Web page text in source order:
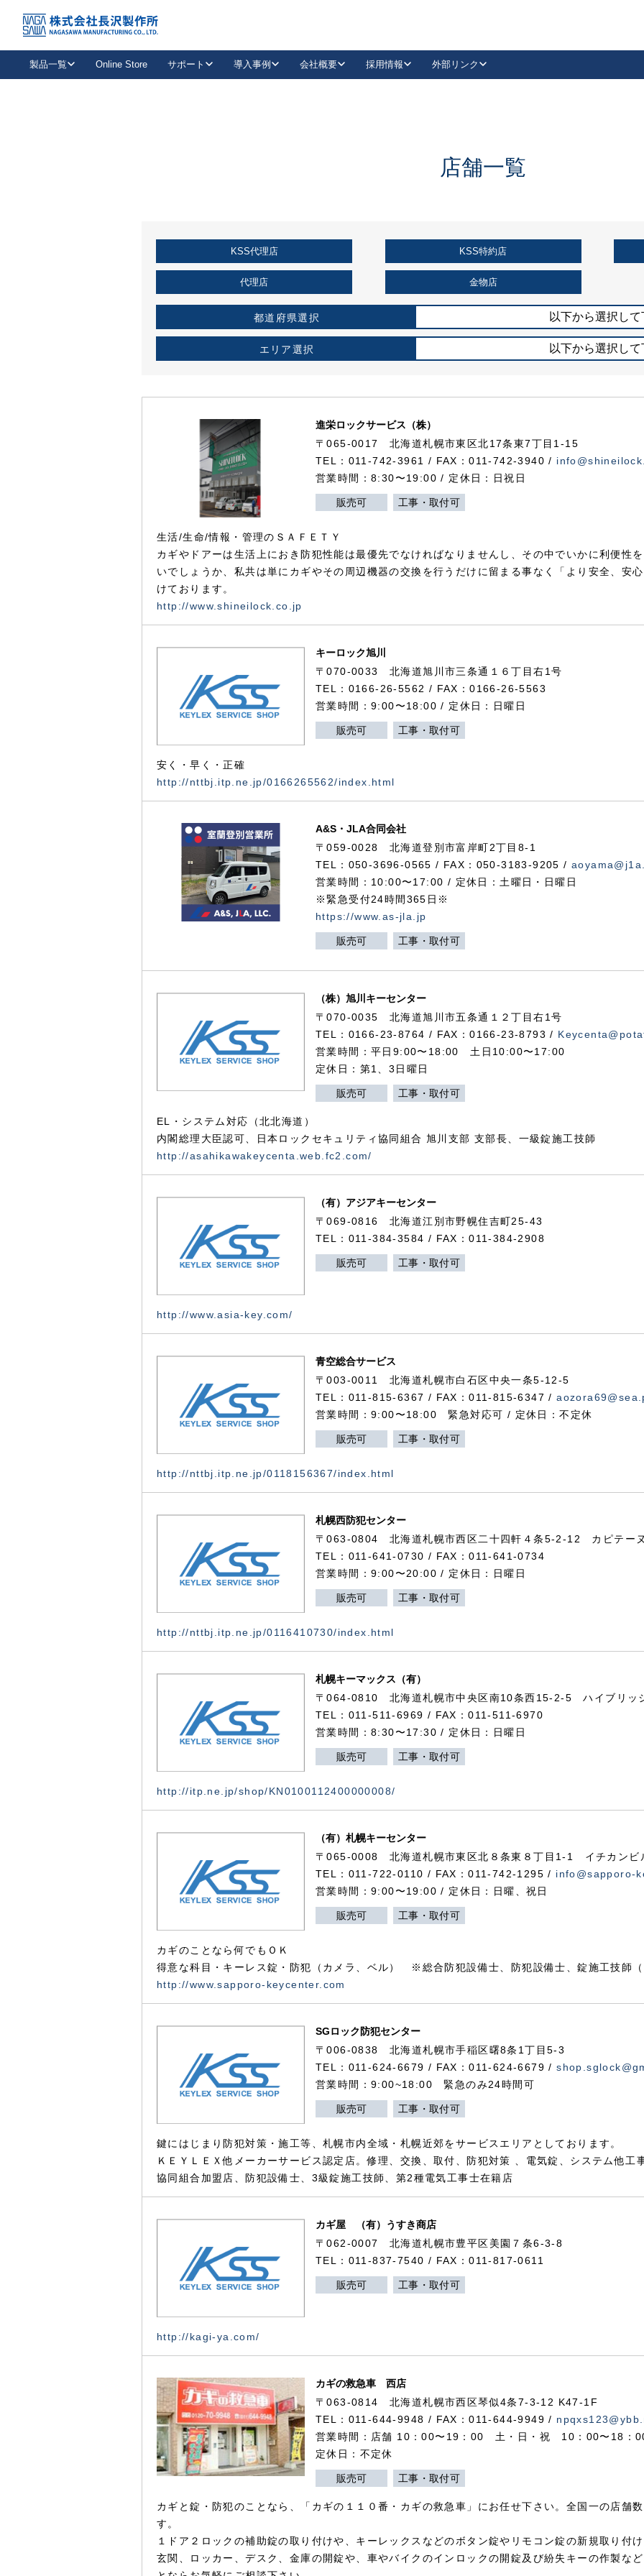
製品一覧
抗ウイルス・抗菌製品
キーレックスを品番からお探しいただけます。
Online Store サポート
取扱店情報
お役立ち情報
導入事例
企業様採用事例
会社概要 採用情報 外部リンク
LinkedIn
KSS加盟店・取扱店情報
店舗一覧
店舗一覧
KSS代理店 KSS特約店
代理店 金物店
都道府県選択 以下から選択し
エリア選択 以下から選択し
進栄ロックサービス（株）
〒065-0017 北海道札幌市東区北17条東7丁目1-15
TEL：011-742-3961 / FAX：011-742-3940 /
営業時間：8:30〜19:00 / 定休日：日祝日
販売可 工事・取付可
生活/生命/情報・管理のＳＡＦＥＴＹ
カギやドアーは生活上におき防犯性能は最優先でなければなりませんし、その中でいかに利便性
いでしょうか、私共は単にカギやその周辺機器の交換を行うだけに留まる事なく「より安全、安
けております。
http://www.shineilock.co.jp
キーロック旭川
〒070-0033 北海道旭川市三条通１６丁目右1号
TEL：0166-26-5562 / FAX：0166-26-5563
営業時間：9:00〜18:00 / 定休日：日曜日
販売可 工事・取付可
安く・早く・正確
http://nttbj.itp.ne.jp/0166265562/index.html
A&S・JLA合同会社
〒059-0028北海道登別市富岸町2丁目 8-1
TEL：050-3696-0565 / FAX：050-3183-9205 /
営業時間：10:00〜17:00 / 定休日：土曜日・日曜日
※緊急受付24時間365日※
https://www.as-jla.jp
販売可 工事・取付可
（株）旭川キーセンター
〒070-0035 北海道旭川市五条通１２丁目右1号
TEL：0166-23-8764 / FAX：0166-23-8793 /
営業時間：平日9:00〜18:00 土日10:00〜17:00
定休日：第1、3日曜日
販売可 工事・取付可
EL・システム対応（北北海道）
内閣総理大臣認可、日本ロックセキュリティ協同組合 旭川支部 支部長、一級錠施工技師
http://asahikawakeycenta.web.fc2.com/
（有）アジアキーセンター
〒069-0816 北海道江別市野幌住吉町25-43
TEL：011-384-3584 / FAX：011-384-2908
販売可 工事・取付可
http://www.asia-key.com/
青空総合サービス
〒003-0011 北海道札幌市白石区中央一条5-12-5
TEL：011-815-6367 / FAX：011-815-6347 /
営業時間：9:00〜18:00 緊急対応可 / 定休日：不定休
販売可 工事・取付可
http://nttbj.itp.ne.jp/0118156367/index.html
札幌西防犯センター
〒063-0804 北海道札幌市西区二十四軒４条5-2-12 カピテー
TEL：011-641-0730 / FAX：011-641-0734
営業時間：9:00〜20:00 / 定休日：日曜日
販売可 工事・取付可
http://nttbj.itp.ne.jp/0116410730/index.html
札幌キーマックス（有）
〒064-0810 北海道札幌市中央区南10条西15-2-5 ハイブリッ
TEL：011-511-6969 / FAX：011-511-6970
営業時間：8:30〜17:30 / 定休日：日曜日
販売可 工事・取付可
http://itp.ne.jp/shop/KN0100112400000008/
（有）札幌キーセンター
〒065-0008 北海道札幌市東区北８条東８丁目1-1 イチカンビ
TEL：011-722-0110 / FAX：011-742-1295 / info@sapporo-
営業時間：9:00〜19:00 / 定休日：日曜、祝日
販売可 工事・取付可
カギのことなら何でもＯＫ
得意な科目・キーレス錠・防犯（カメラ、ベル） ※総合防犯設備士、防犯設備士、錠施工技師
http://www.sapporo-keycenter.com
SGロック防犯センター
〒006-0838 北海道札幌市手稲区曙8条1丁目5-3
TEL：011-624-6679 / FAX：011-624-6679 /
営業時間：9:00~18:00 緊急のみ24時間可
販売可 工事・取付可
鍵にはじまり防犯対策・施工等、札幌市内全域・札幌近郊をサービスエリアとしております。
ＫＥＹＬＥＸ他メーカーサービス認定店。修理、交換、取付、防犯対策 、電気錠、システム他工
協同組合加盟店、防犯設備士、3級錠施工技師、第2種電気工事士在籍店
カギ屋 （有）うすき商店
〒062-0007 北海道札幌市豊平区美園７条6-3-8
TEL：011-837-7540 / FAX：011-817-0611
販売可 工事・取付可
http://kagi-ya.com/
カギの救急車 西店
〒063-0814 北海道札幌市西区琴似4条7-3-12 K47-1F
TEL：011-644-9948 / FAX：011-644-9949 /
営業時間：店舗 10：00〜19：00 土・日・祝 10：00〜18：
定休日：不定休
販売可 工事・取付可
カギと錠・防犯のことなら、「カギの１１０番・カギの救急車」にお任せ下さい。全国一の店舗
す。
１ドア２ロックの補助錠の取り付けや、キーレックスなどのボタン錠やリモコン錠の新規取り付
玄関、ロッカー、デスク、金庫の開錠や、車やバイクのインロックの開錠及び紛失キーの作製な